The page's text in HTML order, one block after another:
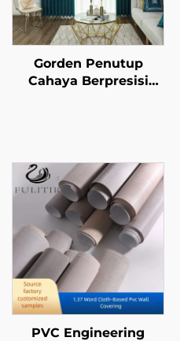
Gorden Penutup
Cahaya Berpresisi
Tirai Anti Angin dan
Hangat untuk Kamar
Tidur dan Ruang Tamu
PVC Engineering